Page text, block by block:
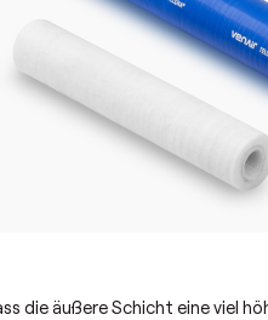
die äußere Schicht eine viel